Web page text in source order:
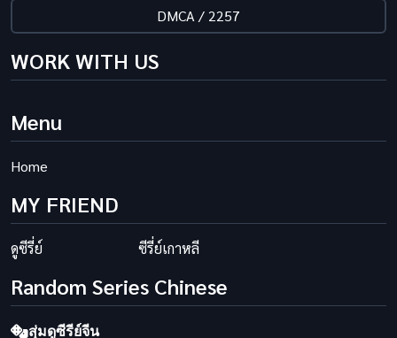
DMCA / 2257
WORK WITH US
Menu
Home
MY FRIEND
ดูซีรี่ย์ ซีรี่ย์เกาหลี
Random Series Chinese
สุ่มดูซีรีย์จีน